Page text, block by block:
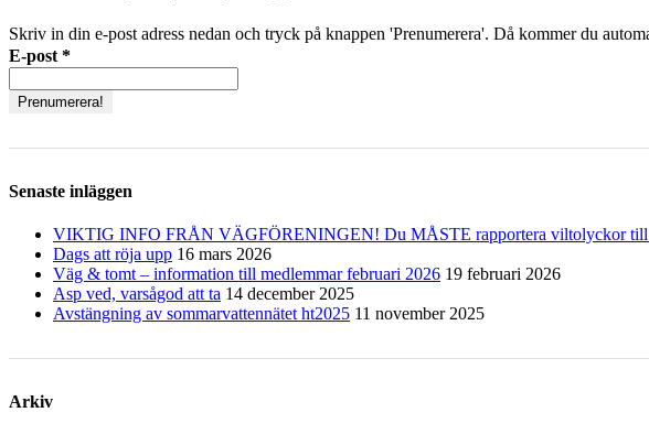
Skriv in din e-post adress nedan och tryck på knappen 'Prenumerera'. Då kommer du
E-post *
Senaste inläggen
VIKTIG INFO FRÅN VÄGFÖRENINGEN! Du MÅSTE rapportera viltolyckor till
Dags att röja upp 16 mars 2026
Väg & tomt – information till medlemmar februari 2026 19 februari 2026
Asp ved, varsågod att ta 14 december 2025
Avstängning av sommarvattennätet ht2025 11 november 2025
Arkiv